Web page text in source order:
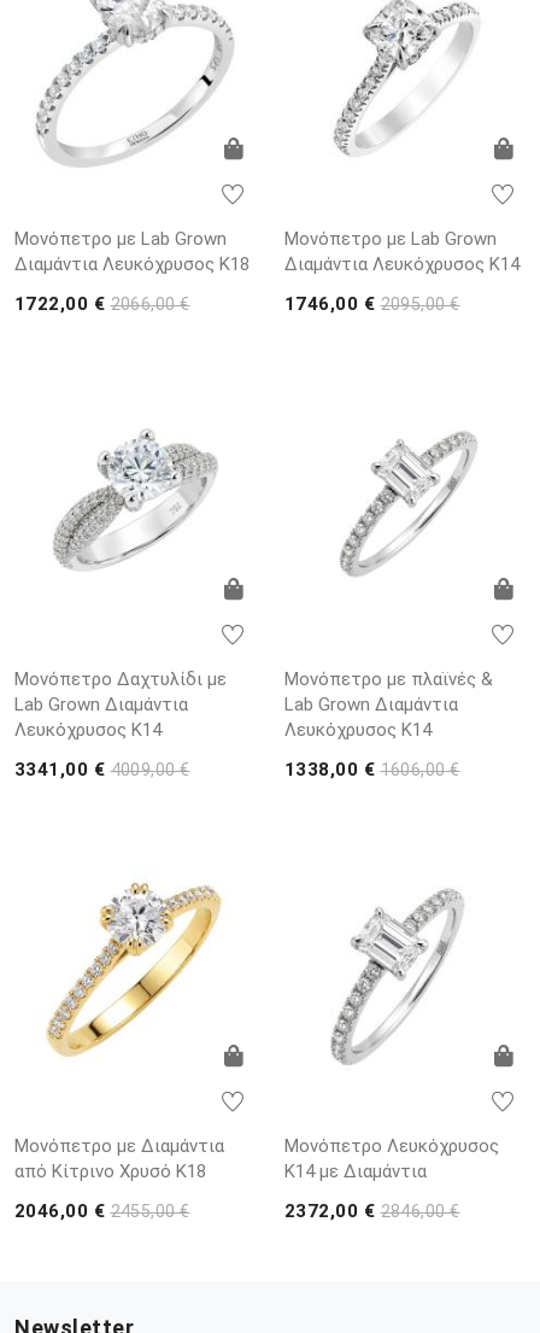
Μονόπετρο με Lab Grown
Διαμάντια Λευκόχρυσος K18
1722,00 €2066,00 €
Μονόπετρο με Lab Grown
Διαμάντια Λευκόχρυσος K14
1746,00 €2095,00 €
Μονόπετρο Δαχτυλίδι με
Lab Grown Διαμάντια
Λευκόχρυσος K14
3341,00 €4009,00 €
Μονόπετρο με πλαϊνές &
Lab Grown Διαμάντια
Λευκόχρυσος K14
1338,00 €1606,00 €
Μονόπετρο με Διαμάντια
από Κίτρινο Χρυσό K18
2046,00 €2455,00 €
Μονόπετρο Λευκόχρυσος
K14 με Διαμάντια
2372,00 €2846,00 €
Newsletter